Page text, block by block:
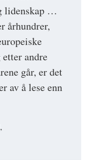
lidenskap …
århundrer,
andre
går, er det
av å lese enn